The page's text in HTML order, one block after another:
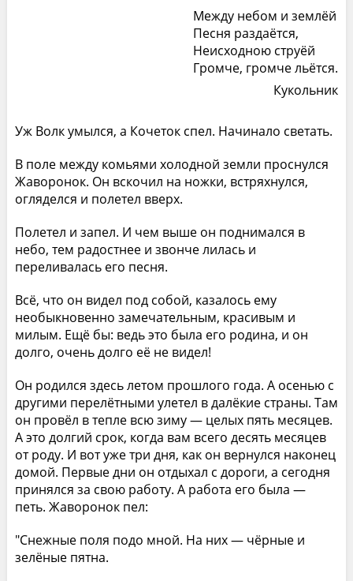
Между небом и землёй
Песня раздаётся,
Неисходною струёй
Громче, громче льётся.
Кукольник
Уж Волк умылся, а Кочеток спел. Начинало светать.
В поле между комьями холодной земли проснулся
Жаворонок. Он вскочил на ножки, встряхнулся,
огляделся и полетел вверх.
Полетел и запел. И чем выше он поднимался в
небо, тем радостнее и звонче лилась и
переливалась его песня.
Всё, что он видел под собой, казалось ему
необыкновенно замечательным, красивым и
милым. Ещё бы: ведь это была его родина, и он
долго, очень долго её не видел!
Он родился здесь летом прошлого года. А осенью с
другими перелётными улетел в далёкие страны. Там
он провёл в тепле всю зиму — целых пять месяцев.
А это долгий срок, когда вам всего десять месяцев
от роду. И вот уже три дня, как он вернулся наконец
домой. Первые дни он отдыхал с дороги, а сегодня
принялся за свою работу. А работа его была —
петь. Жаворонок пел:
"Снежные поля подо мной. На них — чёрные и
зелёные пятна.